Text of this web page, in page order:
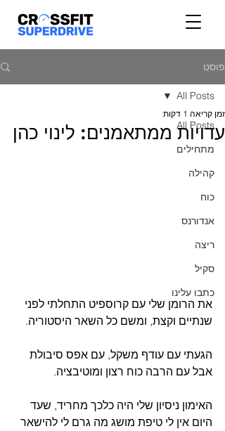
פוסט
All Posts
מתחילים
קהילה
כוח
אנדורנס
ריצה
סקיל
כתבו עלינו
All Posts
עדויות ממתאמנים: לינוי כהן
זמן קריאה 1 דקות
את הרומן שלי עם קרוספיט התחלתי לפני
שנתיים וקצת, ומשם כל השאר היסטוריה.
הגעתי עם עודף משקל, עם אפס סיבולת
אבל עם הרבה כוח רצון ומוטיבציה.
האימון ניסיון שלי היה כלכך מחריד, שעד
היום אין לי טיפת מושג מה גרם לי להישאר